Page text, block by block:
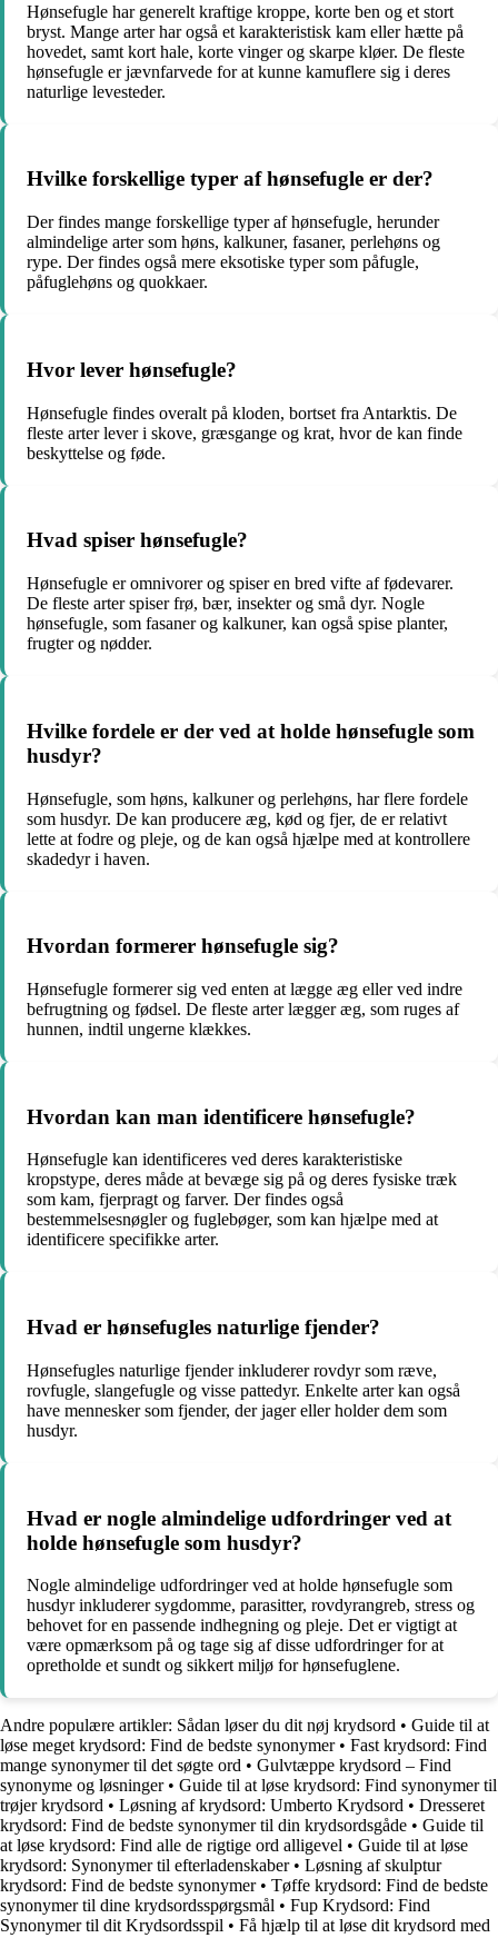
Hønsefugle har generelt kraftige kroppe, korte ben og et stort
bryst. Mange arter har også et karakteristisk kam eller hætte på
hovedet, samt kort hale, korte vinger og skarpe kløer. De fleste
hønsefugle er jævnfarvede for at kunne kamuflere sig i deres
naturlige levesteder.
Hvilke forskellige typer af hønsefugle er der?
Der findes mange forskellige typer af hønsefugle, herunder
almindelige arter som høns, kalkuner, fasaner, perlehøns og
rype. Der findes også mere eksotiske typer som påfugle,
påfuglehøns og quokkaer.
Hvor lever hønsefugle?
Hønsefugle findes overalt på kloden, bortset fra Antarktis. De
fleste arter lever i skove, græsgange og krat, hvor de kan finde
beskyttelse og føde.
Hvad spiser hønsefugle?
Hønsefugle er omnivorer og spiser en bred vifte af fødevarer.
De fleste arter spiser frø, bær, insekter og små dyr. Nogle
hønsefugle, som fasaner og kalkuner, kan også spise planter,
frugter og nødder.
Hvilke fordele er der ved at holde hønsefugle som
husdyr?
Hønsefugle, som høns, kalkuner og perlehøns, har flere fordele
som husdyr. De kan producere æg, kød og fjer, de er relativt
lette at fodre og pleje, og de kan også hjælpe med at kontrollere
skadedyr i haven.
Hvordan formerer hønsefugle sig?
Hønsefugle formerer sig ved enten at lægge æg eller ved indre
befrugtning og fødsel. De fleste arter lægger æg, som ruges af
hunnen, indtil ungerne klækkes.
Hvordan kan man identificere hønsefugle?
Hønsefugle kan identificeres ved deres karakteristiske
kropstype, deres måde at bevæge sig på og deres fysiske træk
som kam, fjerpragt og farver. Der findes også
bestemmelsesnøgler og fuglebøger, som kan hjælpe med at
identificere specifikke arter.
Hvad er hønsefugles naturlige fjender?
Hønsefugles naturlige fjender inkluderer rovdyr som ræve,
rovfugle, slangefugle og visse pattedyr. Enkelte arter kan også
have mennesker som fjender, der jager eller holder dem som
husdyr.
Hvad er nogle almindelige udfordringer ved at
holde hønsefugle som husdyr?
Nogle almindelige udfordringer ved at holde hønsefugle som
husdyr inkluderer sygdomme, parasitter, rovdyrangreb, stress og
behovet for en passende indhegning og pleje. Det er vigtigt at
være opmærksom på og tage sig af disse udfordringer for at
opretholde et sundt og sikkert miljø for hønsefuglene.
Andre populære artikler: Sådan løser du dit nøj krydsord • Guide til at
løse meget krydsord: Find de bedste synonymer• Fast krydsord: Find
mange synonymer til det søgte ord • Gulvtæppe krydsord – Find
synonyme og løsninger• Guide til at løse krydsord: Find synonymer til
trøjer krydsord • Løsning af krydsord: Umberto Krydsord • Dresseret
krydsord: Find de bedste synonymer til din krydsordsgåde • Guide til
at løse krydsord: Find alle de rigtige ord alligevel • Guide til at løse
krydsord: Synonymer til efterladenskaber• Løsning af skulptur
krydsord: Find de bedste synonymer• Tøffe krydsord: Find de bedste
synonymer til dine krydsordsspørgsmål • Fup Krydsord: Find
Synonymer til dit Krydsordsspil • Få hjælp til at løse dit krydsord med